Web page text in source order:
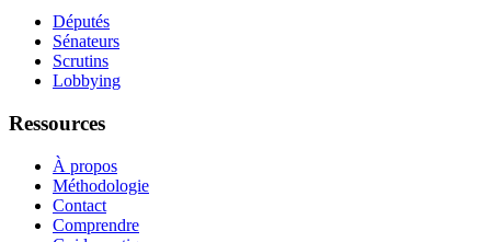
Députés
Sénateurs
Scrutins
Lobbying
Ressources
À propos
Méthodologie
Contact
Comprendre